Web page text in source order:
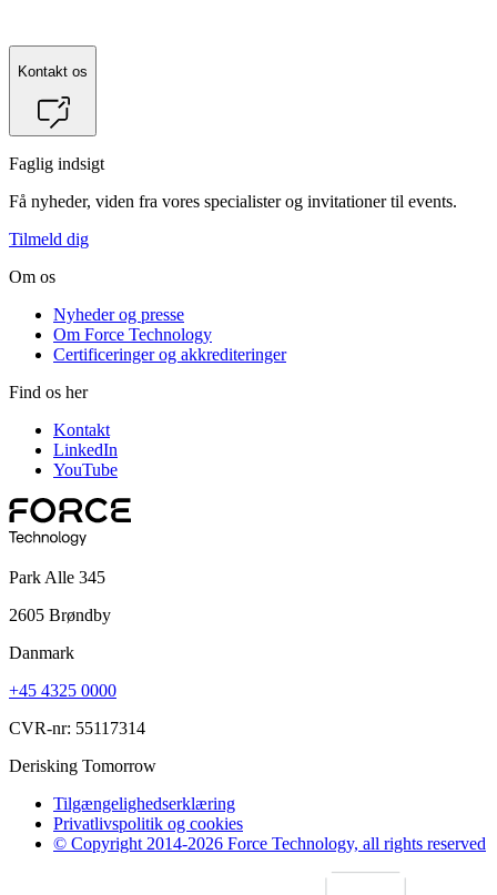
Kontakt os
Faglig indsigt
Få nyheder, viden fra vores specialister og invitationer til events.
Tilmeld dig
Om os
Nyheder og presse
Om Force Technology
Certificeringer og akkrediteringer
Find os her
Kontakt
LinkedIn
YouTube
Park Alle 345
2605 Brøndby
Danmark
+45 4325 0000
CVR-nr: 55117314
Derisking Tomorrow
Tilgængelighedserklæring
Privatlivspolitik og cookies
© Copyright 2014-2026 Force Technology, all rights reserved